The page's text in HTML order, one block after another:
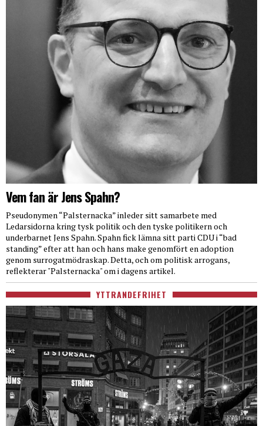
Vem fan är Jens Spahn?
Pseudonymen “Palsternacka” inleder sitt samarbete med
Ledarsidorna kring tysk politik och den tyske politikern och
underbarnet Jens Spahn. Spahn fick lämna sitt parti CDU i “bad
standing” efter att han och hans make genomfört en adoption
genom surrogatmödraskap. Detta, och om politisk arrogans,
reflekterar "Palsternacka" om i dagens artikel.
YTTRANDEFRIHET